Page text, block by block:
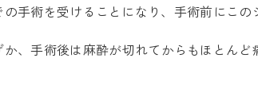
の手術を受けることになり、手術前にこ
か、手術後は麻酔が切れてからもほとん